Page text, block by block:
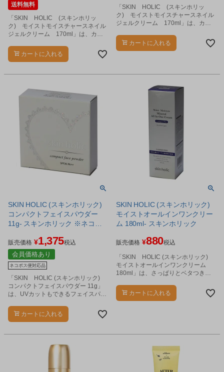
送料無料
「SKIN HOLIC (スキンホリッ
ク) モイストモイスチャースネイル
ジェルクリーム 170ml」は、カタ
ェルクリームです。
カートに入れる
「SKIN HOLIC (スキンホリッ
ク) モイストモイスチャースネイル
ジェルクリーム 170ml」は、カタ
ェルクリームです。
カートに入れる
SKIN HOLIC (スキンホリック)
コンパクトフェイスパウダー
11g- スキンホリック ※ネコポ
販売価格 ¥1,375税込
会員価格あり
ネコポス便対応品
「SKIN HOLIC (スキンホリック)
コンパクトフェイスパウダー 11g」
は、UVカットもできるフェイスパウ
カートに入れる
SKIN HOLIC (スキンホリック)
モイストオールインワンクリー
ム 180ml- スキンホリック
販売価格 ¥880税込
「SKIN HOLIC (スキンホリック)
モイストオールインワンクリーム
180ml」は、さっぱりとベタつきの
ムです。
カートに入れる